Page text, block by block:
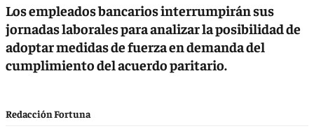
Los empleados bancarios interrumpirán sus
jornadas laborales para analizar la posibilidad de
adoptar medidas de fuerza en demanda del
cumplimiento del acuerdo paritario.
Redacción Fortuna